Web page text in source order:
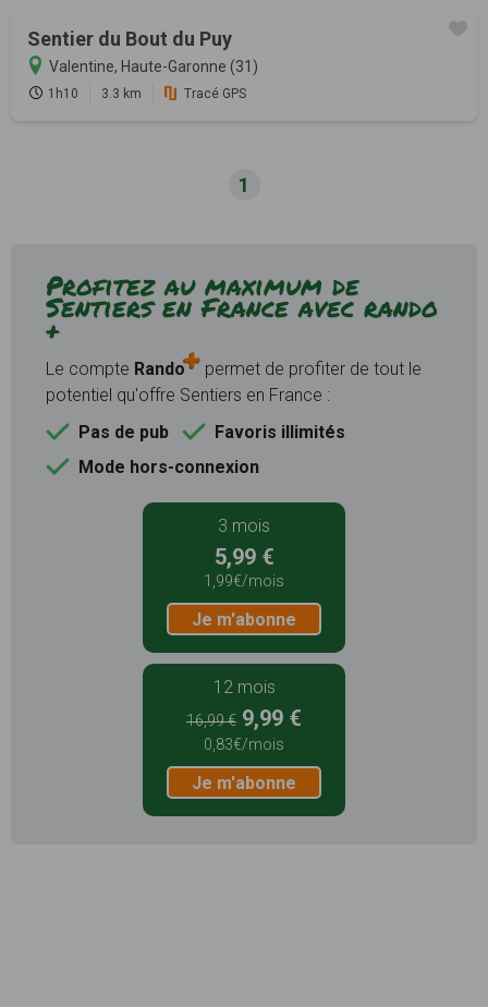
Sentier du Bout du Puy
Valentine, Haute-Garonne (31)
1h10 3.3 km Tracé GPS
1
Profitez au maximum de
Sentiers en France avec rando
+
Le compte Rando
permet de profiter de tout le
potentiel qu'offre Sentiers en France :
Pas de pub
Favoris illimités
Mode hors-connexion
3 mois
5,99 €
1,99€/mois
Je m'abonne
12 mois
16,99 € 9,99 €
0,83€/mois
Je m'abonne